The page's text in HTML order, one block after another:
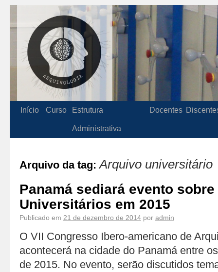
Início Curso Estrutura
Administrativa
Docentes
Arquivo da tag:Arquivo universitário
Panamá sediará evento
Universitários em 2015
Publicado em 21 de dezembro de 2014 por admin
O VII Congresso Ibero-americano de
acontecerá na cidade do Panamá entre
de 2015. No evento, serão discutidos